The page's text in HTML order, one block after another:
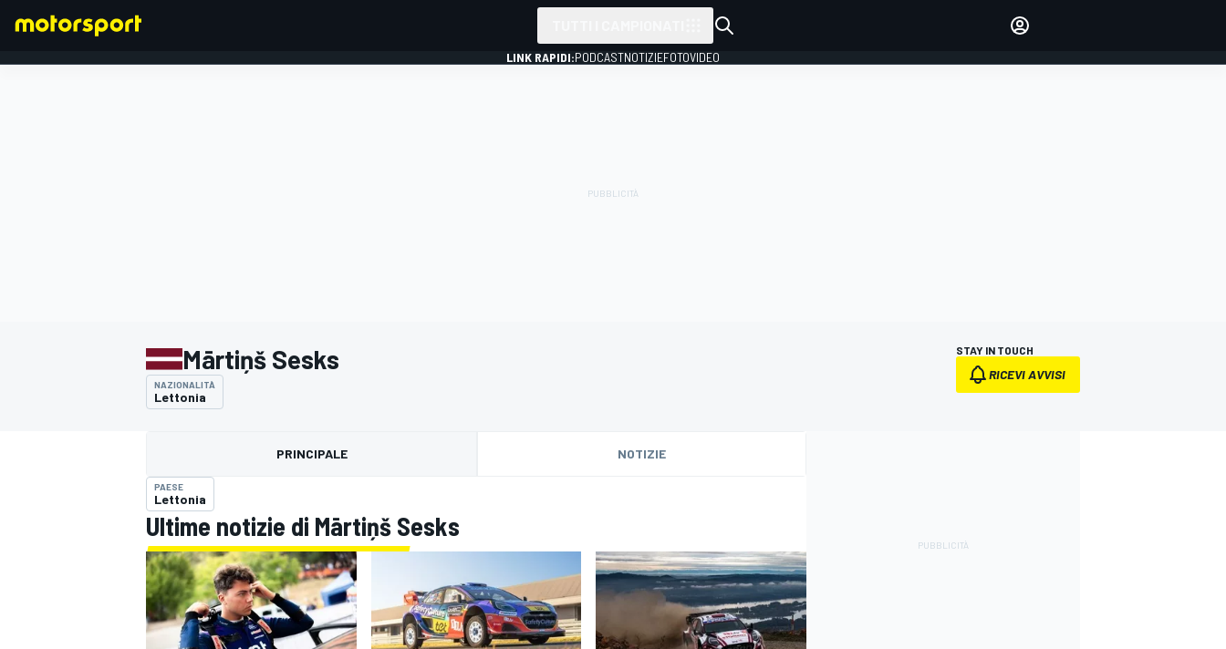
WRC
ACCEDI
LINK RAPIDI:PODCASTNOTIZIEFOTOVIDEO
Mārtiņš Sesks
NAZIONALITÀ
Lettonia
STAY IN TOUCH
RICEVI AVVISI
PRINCIPALE NOTIZIE
PAESE
Lettonia
Ultime notizie di Mārtiņš Sesks